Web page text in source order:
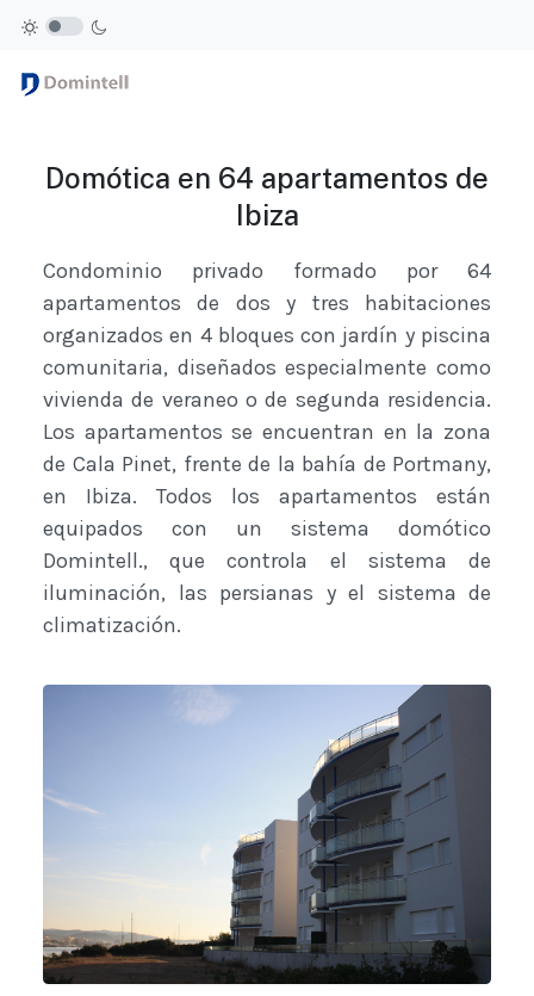
Domótica en 64 apartamentos de
Ibiza
Condominio privado formado por 64
apartamentos de dos y tres habitaciones
organizados en 4 bloques con jardín y piscina
comunitaria, diseñados especialmente como
vivienda de veraneo o de segunda residencia.
Los apartamentos se encuentran en la zona
de Cala Pinet, frente de la bahía de Portmany,
en Ibiza. Todos los apartamentos están
equipados con un sistema domótico
Domintell., que controla el sistema de
iluminación, las persianas y el sistema de
climatización.